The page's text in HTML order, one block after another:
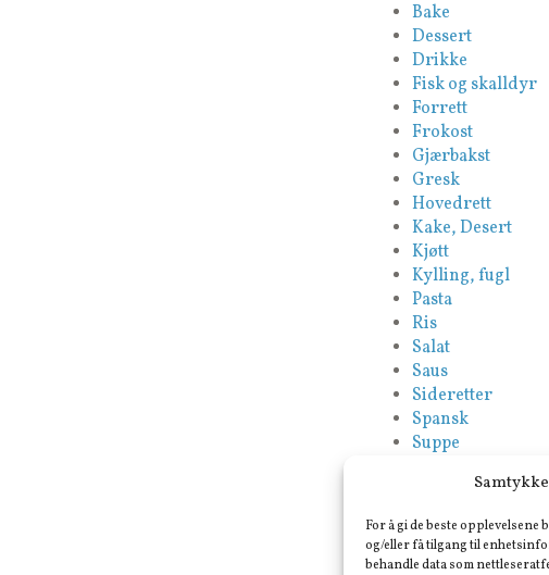
For å gi de beste
og/eller få tilgang til
behandle data som
Bake
Dessert
Drikke
Fisk og skalldyr
Forrett
Frokost
Gjærbakst
Gresk
Hovedrett
Kake, Desert
Kjøtt
Kylling, fugl
Pasta
Ris
Salat
Saus
Sideretter
Spansk
Suppe
Vegan
Vegetar